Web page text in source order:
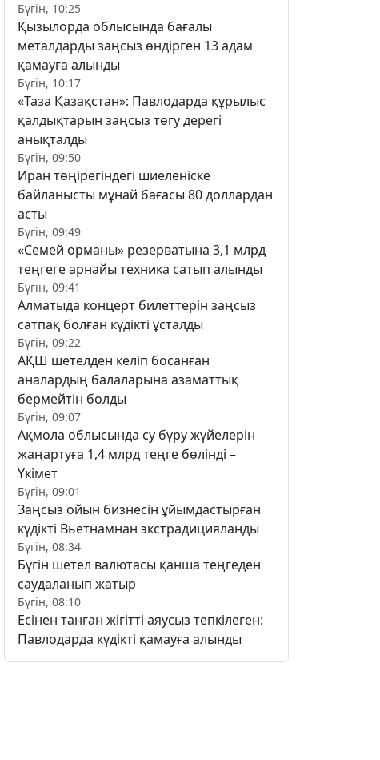
Бүгін, 10:25
Қызылорда облысында бағалы
металдарды заңсыз өндірген 13 адам
қамауға алынды
Бүгін, 10:17
«Таза Қазақстан»: Павлодарда құрылыс
қалдықтарын заңсыз төгу дерегі
анықталды
Бүгін, 09:50
Иран төңірегіндегі шиеленіске
байланысты мұнай бағасы 80 доллардан
асты
Бүгін, 09:49
«Семей орманы» резерватына 3,1 млрд
теңгеге арнайы техника сатып алынды
Бүгін, 09:41
Алматыда концерт билеттерін заңсыз
сатпақ болған күдікті ұсталды
Бүгін, 09:22
АҚШ шетелден келіп босанған
аналардың балаларына азаматтық
бермейтін болды
Бүгін, 09:07
Ақмола облысында су бұру жүйелерін
жаңартуға 1,4 млрд теңге бөлінді –
Үкімет
Бүгін, 09:01
Заңсыз ойын бизнесін ұйымдастырған
күдікті Вьетнамнан экстрадицияланды
Бүгін, 08:34
Бүгін шетел валютасы қанша теңгеден
саудаланып жатыр
Бүгін, 08:10
Есінен танған жігітті аяусыз тепкілеген:
Павлодарда күдікті қамауға алынды